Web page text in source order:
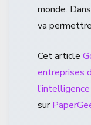
monde.
va
Cet article
entreprises
sur